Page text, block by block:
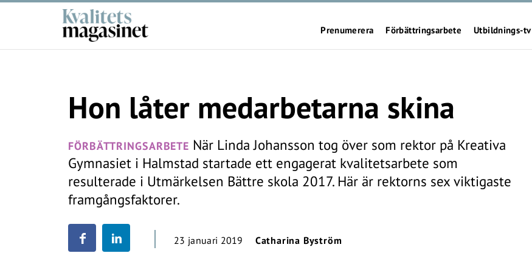
Prenumerera Förbättringsarbete Utbildnings-tv
Hon låter medarbetarna skina
FÖRBÄTTRINGSARBETE När Linda Johansson tog över som rektor på Kreativa
Gymnasiet i Halmstad startade ett engagerat kvalitetsarbete som
resulterade i Utmärkelsen Bättre skola 2017. Här är rektorns sex viktigaste
framgångsfaktorer.
23 januari 2019 Catharina Byström